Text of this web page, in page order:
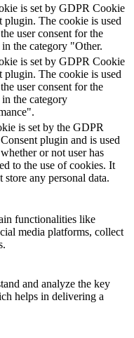
is set by GDPR Cookie
plugin. The cookie is used
user consent for the
the category "Other.
is set by GDPR Cookie
plugin. The cookie is used
user consent for the
the category
is set by the GDPR
plugin and is used
or not user has
to the use of cookies. It
store any personal data.
functionalities like
media platforms, collect
and analyze the key
helps in delivering a